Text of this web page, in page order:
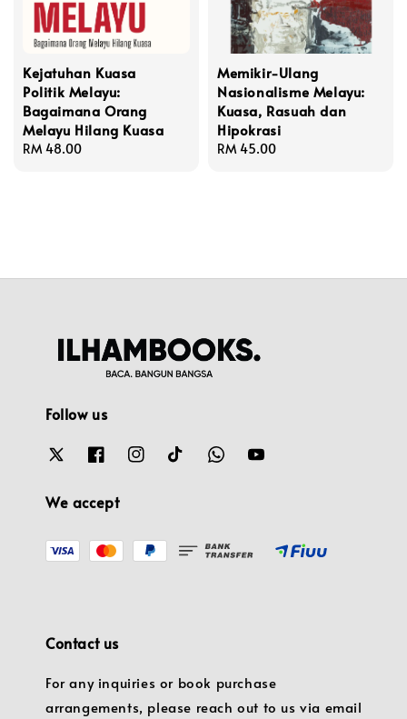
Kejatuhan Kuasa
Politik Melayu:
Bagaimana Orang
Melayu Hilang Kuasa
Regular
RM 48.00
Memikir-Ulang
Nasionalisme Melayu:
Kuasa, Rasuah dan
Hipokrasi
Regular
RM 45.00
Follow us
We accept
Contact us
For any inquiries or book purchase
arrangements, please reach out to us via email